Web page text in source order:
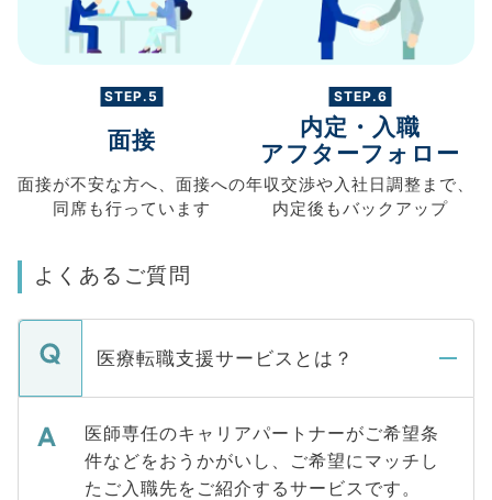
STEP.5
面接
面接が不安な方へ、 面接への
同席も行っています
STEP.6
内定・入職
アフターフォロー
年収交渉や入社日調整まで、
内定後もバックアップ
よくあるご質問
医療転職支援サービスとは？
医師専任のキャリアパートナーがご希望条
件などをおうかがいし、ご希望にマッチし
たご入職先をご紹介するサービスです。